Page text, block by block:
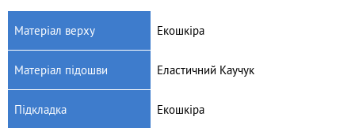
Матеріал верху Екошкіра
Матеріал підошви Еластичний Каучук
Підкладка Екошкіра